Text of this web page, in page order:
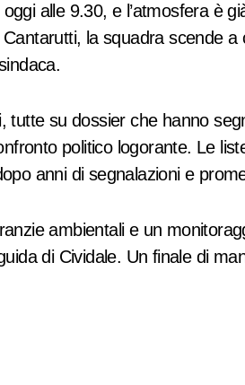
alle 9.30, e l’atmosfera è
la squadra scende
su dossier che hanno
politico logorante. Le
anni di segnalazioni e
ambientali e un
di Cividale. Un finale di